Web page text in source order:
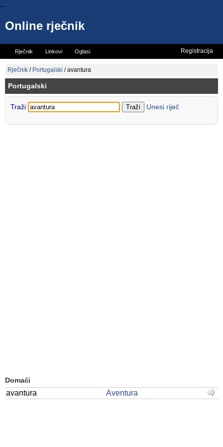
...
Online rječnik
Rječnik Linkovi Oglasi
Vicevi
Registracija
Rječnik / Portugalski /avantura
Portugalski
Traži Unesi riječ
Domaći
avantura Aventura